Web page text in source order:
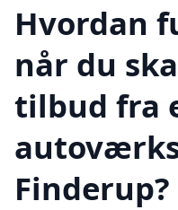
Hvordan
når du
tilbud fra
Finderup?